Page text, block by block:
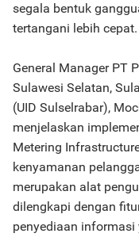
segala bentuk
tertangani lebih cepat.
General Manager PT
Sulawesi Selatan,
(UID Sulselrabar),
menjelaskan
Metering
kenyamanan
merupakan alat
dilengkapi dengan
penyediaan